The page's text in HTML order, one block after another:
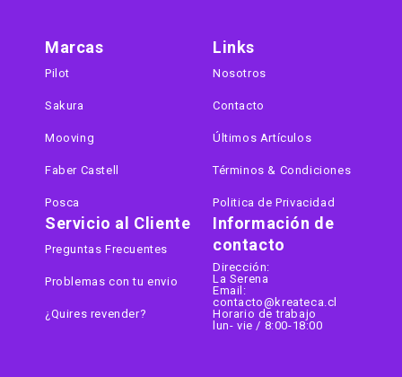
Información de
contacto
Dirección:
La Serena
Email:
contacto@kreateca.cl
Horario de trabajo
lun- vie / 8:00-18:00
Marcas
Pilot
Sakura
Mooving
Faber Castell
Posca
Links
Nosotros
Contacto
Últimos Artículos
Términos & Condiciones
Politica de Privacidad
Servicio al Cliente
Preguntas Frecuentes
Problemas con tu envio
¿Quires revender?